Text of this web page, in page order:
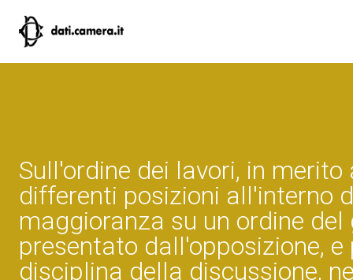
Sull'ordine dei lavori, in merito
differenti posizioni all'interno
maggioranza su un ordine del
presentato dall'opposizione, e
disciplina della discussione,